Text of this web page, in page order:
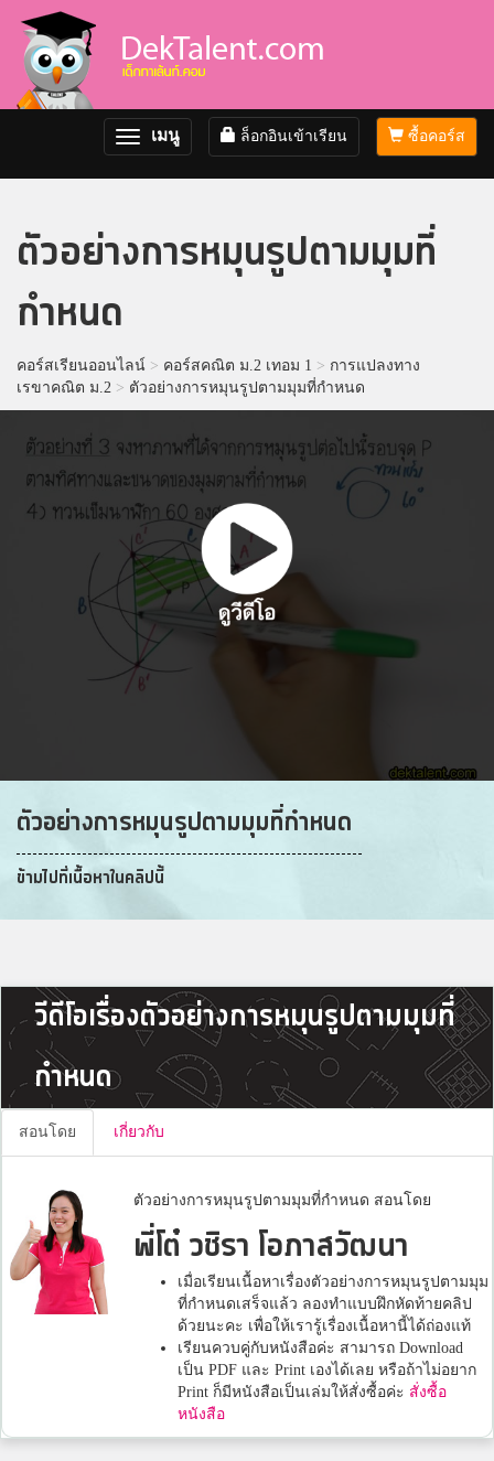
ซื้อคอร์ส
ล็อกอินเข้าเรียน
Toggle
navigation
เมนู
ตัวอย่างการหมุนรูปตามมุมที่
กำหนด
คอร์สเรียนออนไลน์ > คอร์สคณิต ม.2 เทอม 1 > การแปลงทาง
เรขาคณิต ม.2 > ตัวอย่างการหมุนรูปตามมุมที่กำหนด
ตัวอย่างการหมุนรูปตามมุมที่กำหนด
ข้ามไปที่เนื้อหาในคลิปนี้
วีดีโอเรื่องตัวอย่างการหมุนรูปตามมุมที่
กำหนด
สอนโดย เกี่ยวกับ
ตัวอย่างการหมุนรูปตามมุมที่กำหนด สอนโดย
พี่โต๋ วชิรา โอภาสวัฒนา
เมื่อเรียนเนื้อหาเรื่องตัวอย่างการหมุนรูปตามมุม
ที่กำหนดเสร็จแล้ว ลองทำแบบฝึกหัดท้ายคลิป
ด้วยนะคะ เพื่อให้เรารู้เรื่องเนื้อหานี้ได้ถ่องแท้
เรียนควบคู่กับหนังสือค่ะ สามารถ Download
เป็น PDF และ Print เองได้เลย หรือถ้าไม่อยาก
Print ก็มีหนังสือเป็นเล่มให้สั่งซื้อค่ะ สั่งซื้อ
หนังสือ